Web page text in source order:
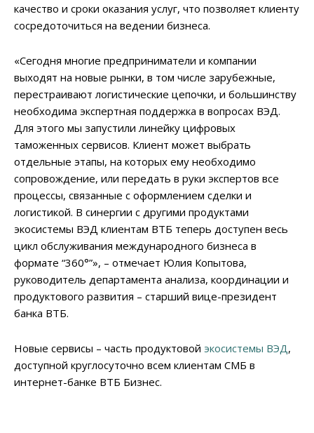
качество и сроки оказания услуг, что позволяет клиенту
сосредоточиться на ведении бизнеса.
«Сегодня многие предприниматели и компании
выходят на новые рынки, в том числе зарубежные,
перестраивают логистические цепочки, и большинству
необходима экспертная поддержка в вопросах ВЭД.
Для этого мы запустили линейку цифровых
таможенных сервисов. Клиент может выбрать
отдельные этапы, на которых ему необходимо
сопровождение, или передать в руки экспертов все
процессы, связанные с оформлением сделки и
логистикой. В синергии с другими продуктами
экосистемы ВЭД клиентам ВТБ теперь доступен весь
цикл обслуживания международного бизнеса в
формате “360°”», – отмечает Юлия Копытова,
руководитель департамента анализа, координации и
продуктового развития – старший вице-президент
банка ВТБ.
Новые сервисы – часть продуктовой экосистемы ВЭД ,
доступной круглосуточно всем клиентам СМБ в
интернет-банке ВТБ Бизнес.